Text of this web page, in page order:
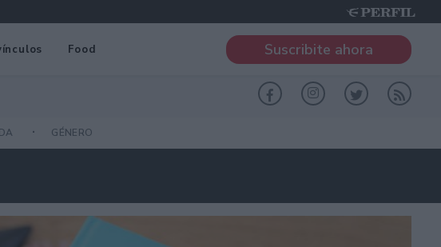
Food Suscribite ahora
GÉNERO